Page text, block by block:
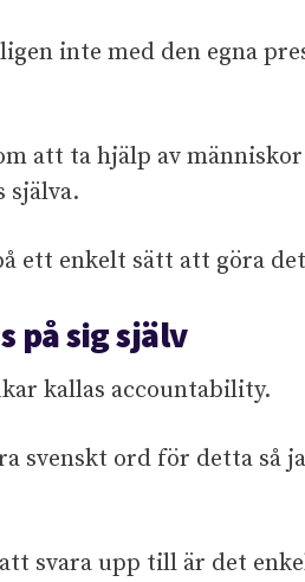
inte med den egna
att ta hjälp av
själva.
ett enkelt sätt att göra
på sig själv
kallas accountability.
svenskt ord för detta så
att svara upp till är det